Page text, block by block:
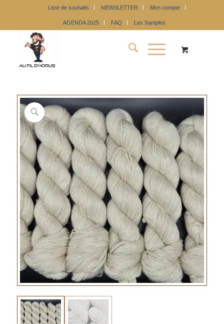
Liste de souhaits NEWSLETTER Mon compte
AGENDA 2025 FAQ Les Samples